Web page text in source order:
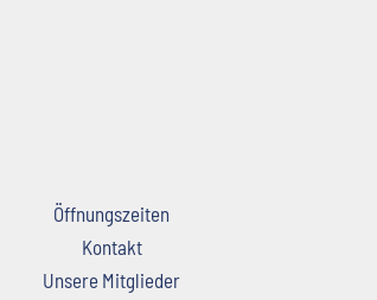
Öffnungszeiten
Kontakt
Unsere Mitglieder